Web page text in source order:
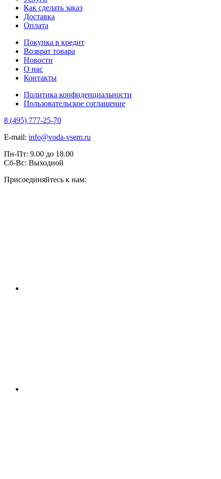
Как сделать заказ
Доставка
Оплата
Покупка в кредит
Возврат товара
Новости
О нас
Контакты
Политика конфиденциальности
Пользовательское соглашение
8 (495) 777-25-70
E-mail: info@voda-vsem.ru
Пн-Пт: 9.00 до 18.00
Сб-Вс: Выходной
Присоединяйтесь к нам: